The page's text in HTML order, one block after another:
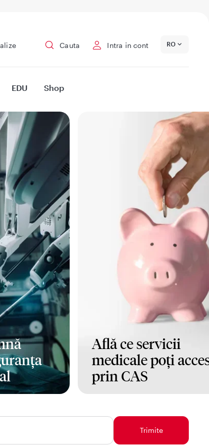
Cauta Intra in cont RO
EDU Shop
Află ce servicii
medicale poți
prin CAS